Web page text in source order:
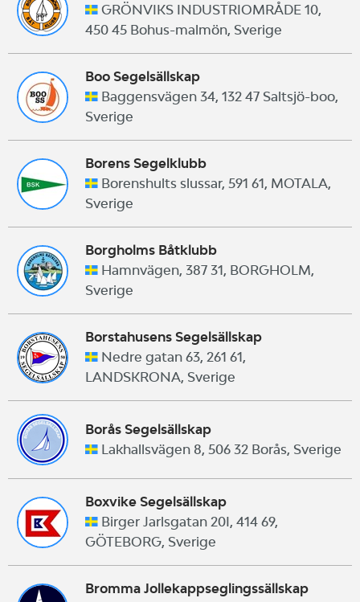
GRÖNVIKS INDUSTRIOMRÅDE 10,
450 45 Bohus-malmön, Sverige
Boo Segelsällskap
Baggensvägen 34, 132 47 Saltsjö-boo,
Sverige
Borens Segelklubb
Borenshults slussar, 591 61, MOTALA,
Sverige
Borgholms Båtklubb
Hamnvägen, 387 31, BORGHOLM,
Sverige
Borstahusens Segelsällskap
Nedre gatan 63, 261 61,
LANDSKRONA, Sverige
Borås Segelsällskap
Lakhallsvägen 8, 506 32 Borås, Sverige
Boxvike Segelsällskap
Birger Jarlsgatan 20I, 414 69,
GÖTEBORG, Sverige
Bromma Jollekappseglingssällskap